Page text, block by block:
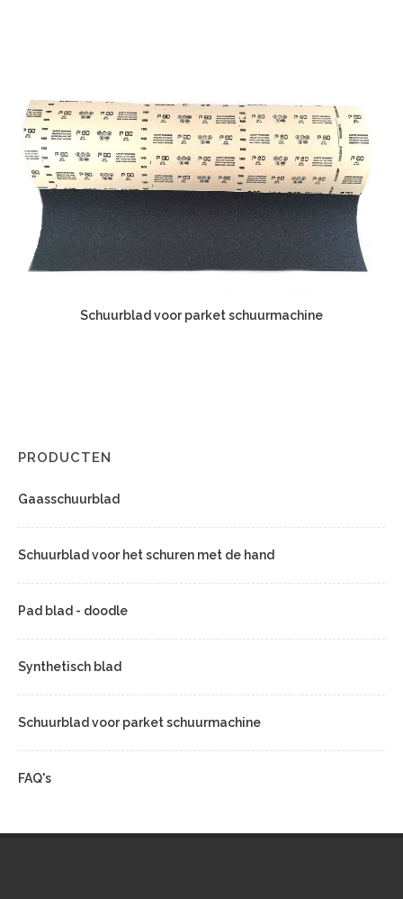
Schuurblad voor parket schuurmachine
PRODUCTEN
Gaasschuurblad
Schuurblad voor het schuren met de hand
Pad blad - doodle
Synthetisch blad
Schuurblad voor parket schuurmachine
FAQ's